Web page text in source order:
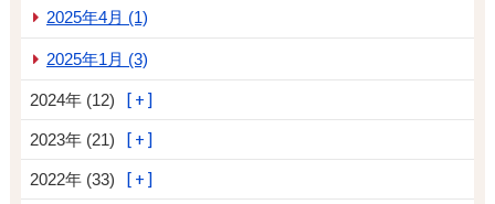
2025年4月 (1)
2025年1月 (3)
2024年 (12)
2023年 (21)
2022年 (33)